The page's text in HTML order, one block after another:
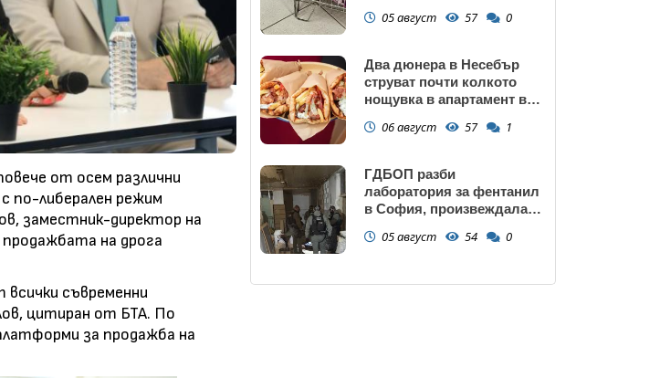
от осем различни
по-либерален режим
заместник-директор на
продажбата на дрога
съвременни
цитиран от БТА. По
за продажба на
05 август 57 0
Два дюнера в Несебър
струват почти колкото
нощувка в апартамент в
06 август 57 1
ГДБОП разби
лаборатория за фентанил
в София, произвеждала
(снимки)
05 август 54 0